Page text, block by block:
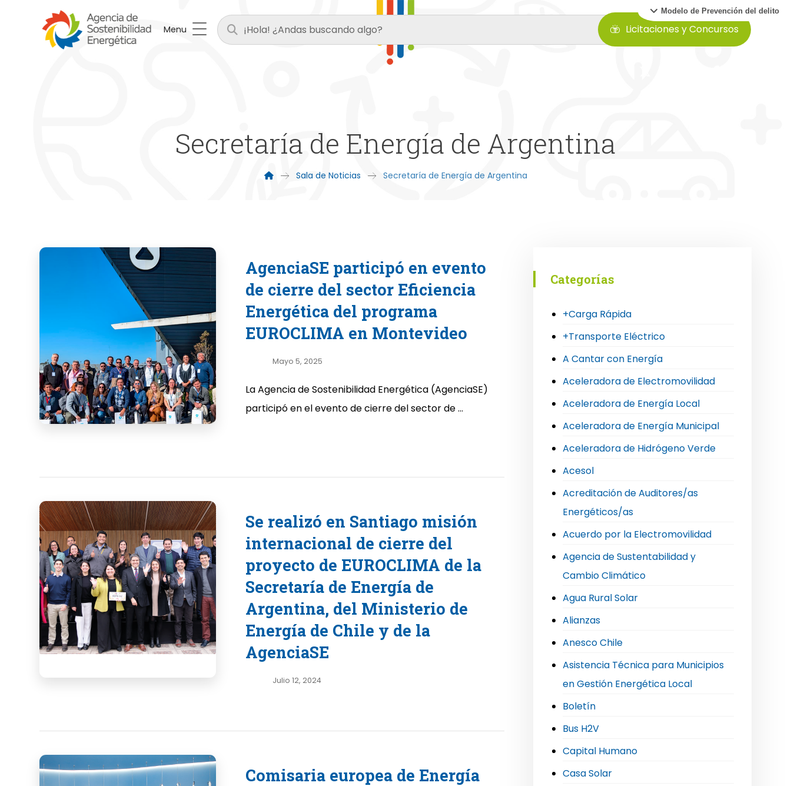
Modelo de Prevención del delito
Menu Licitaciones y Concursos
Secretaría de Energía de Argentina
Sala de Noticias Secretaría de Energía de Argentina
AgenciaSE participó en evento
de cierre del sector Eficiencia
Energética del programa
EUROCLIMA en Montevideo
Mayo 5, 2025
La Agencia de Sostenibilidad Energética (AgenciaSE)
participó en el evento de cierre del sector de ...
Se realizó en Santiago misión
internacional de cierre del
proyecto de EUROCLIMA de la
Secretaría de Energía de
Argentina, del Ministerio de
Energía de Chile y de la
AgenciaSE
Julio 12, 2024
Comisaria europea de Energía
Categorías
+Carga Rápida
+Transporte Eléctrico
A Cantar con Energía
Aceleradora de Electromovilidad
Aceleradora de Energía Local
Aceleradora de Energía Municipal
Aceleradora de Hidrógeno Verde
Acesol
Acreditación de Auditores/as
Energéticos/as
Acuerdo por la Electromovilidad
Agencia de Sustentabilidad y
Cambio Climático
Agua Rural Solar
Alianzas
Anesco Chile
Asistencia Técnica para Municipios
en Gestión Energética Local
Boletín
Bus H2V
Capital Humano
Casa Solar